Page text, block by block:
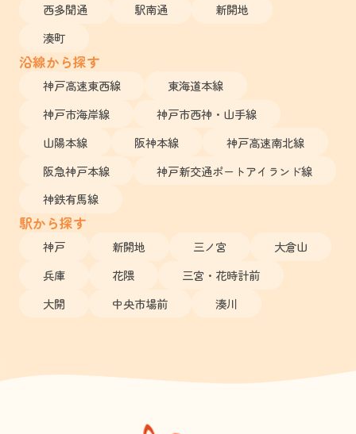
西多聞通
駅南通
新開地
湊町
沿線から探す
神戸高速東西線
東海道本線
神戸市海岸線
神戸市西神・山手線
山陽本線
阪神本線
神戸高速南北線
阪急神戸本線
神戸新交通ポートアイランド線
神鉄有馬線
駅から探す
神戸 新開地 三ノ宮
大倉山
兵庫
花隈
三宮・花時計前
大開
中央市場前 湊川